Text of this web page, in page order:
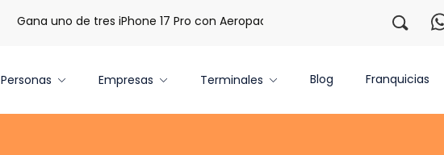
Gana uno de tres iPhone 17 Pro con Aeropaq Prime ¡Regístrate con
Personas Empresas Terminales Blog Franquicias